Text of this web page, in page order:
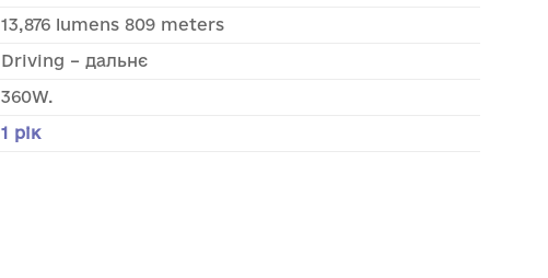
13,876 lumens 809 meters
Driving – дальнє
360W.
1 рік